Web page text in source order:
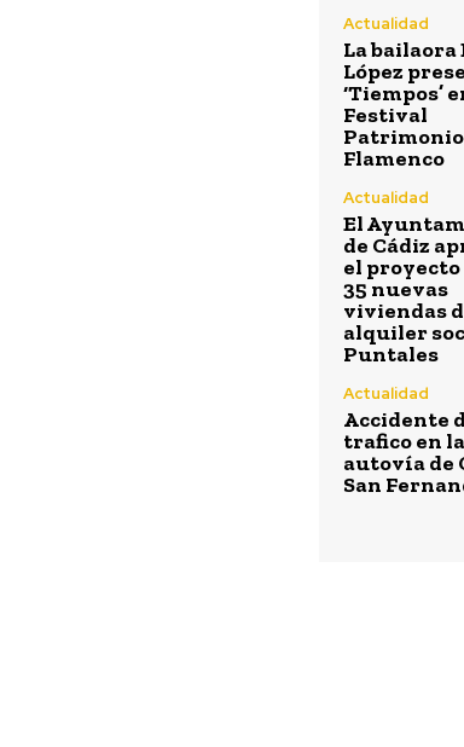
Actualidad
La bailaora
López
‘Tiempos’
Festival
Patrimonio
Flamenco
Actualidad
El
de Cádiz
el
35 nuevas
viviendas
alquiler
Puntales
Actualidad
Accidente
trafico en la
autovía de
San